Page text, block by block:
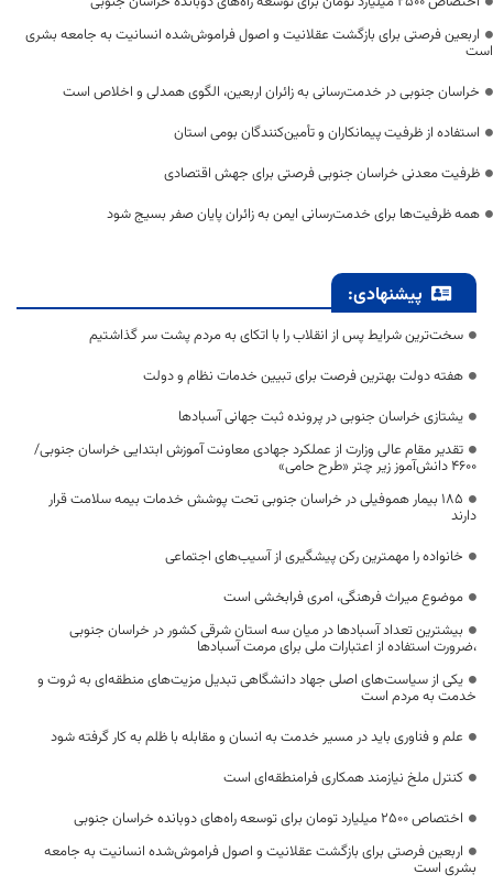
اربعین فرصتی برای بازگشت عقلانیت و اصول فراموش‌شده انسانیت به جامعه بشری
است
خراسان جنوبی در خدمت‌رسانی به زائران اربعین، الگوی همدلی و اخلاص است
استفاده از ظرفیت پیمانکاران و تأمین‌کنندگان بومی استان
ظرفیت معدنی خراسان جنوبی فرصتی برای جهش اقتصادی
همه ظرفیت‌ها برای خدمت‌رسانی ایمن به زائران پایان صفر بسیج شود
پیشنهادی:
سخت‌ترین شرایط پس از انقلاب را با اتکای به مردم پشت سر گذاشتیم
هفته دولت بهترین فرصت برای تبیین خدمات نظام و دولت
یشتازی خراسان جنوبی در پرونده ثبت جهانی آسبادها
تقدیر مقام عالی وزارت از عملکرد جهادی معاونت آموزش ابتدایی خراسان جنوبی/
۴۶۰۰ دانش‌آموز زیر چتر «طرح حامی»
۱۸۵ بیمار هموفیلی در خراسان جنوبی تحت پوشش خدمات بیمه سلامت قرار
دارند
خانواده را مهمترین رکن پیشگیری از آسیب‌های اجتماعی
موضوع میراث فرهنگی، امری فرابخشی است
بیشترین تعداد آسبادها در میان سه استان شرقی کشور در خراسان جنوبی
،ضرورت استفاده از اعتبارات ملی برای مرمت آسبادها
یکی از سیاست‌های اصلی جهاد دانشگاهی تبدیل مزیت‌های منطقه‌ای به ثروت و
خدمت به مردم است
علم و فناوری باید در مسیر خدمت به انسان و مقابله با ظلم به کار گرفته شود
کنترل ملخ نیازمند همکاری فرامنطقه‌ای است
اختصاص 2500 میلیارد تومان برای توسعه راه‌های دوبانده خراسان جنوبی
اربعین فرصتی برای بازگشت عقلانیت و اصول فراموش‌شده انسانیت به جامعه
بشری است